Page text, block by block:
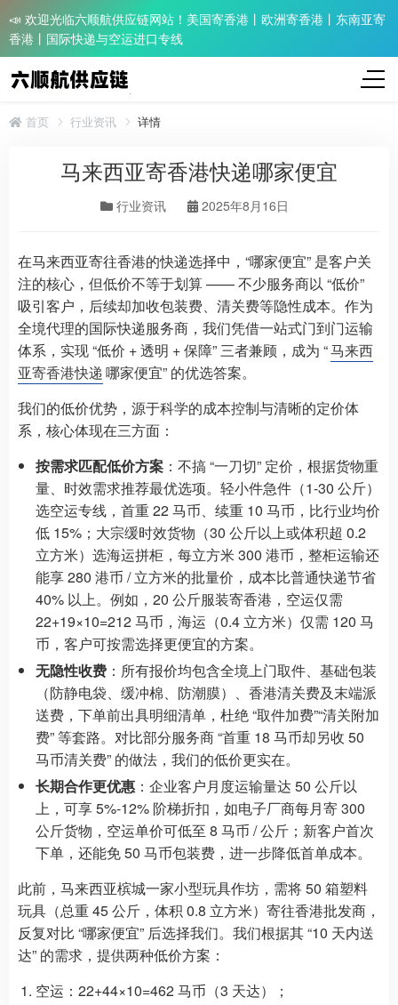
📣 欢迎光临六顺航供应链网站！美国寄香港丨欧洲寄香港丨东南亚寄
香港丨国际快递与空运进口专线
首页 行业资讯 详情
马来西亚寄香港快递哪家便宜
行业资讯 2025年8月16日
在马来西亚寄往香港的快递选择中，“哪家便宜” 是客户关
注的核心，但低价不等于划算 —— 不少服务商以 “低价”
吸引客户，后续却加收包装费、清关费等隐性成本。作为
全境代理的国际快递服务商，我们凭借一站式门到门运输
体系，实现 “低价 + 透明 + 保障” 三者兼顾，成为 “马来西
亚寄香港快递哪家便宜” 的优选答案。
我们的低价优势，源于科学的成本控制与清晰的定价体
系，核心体现在三方面：
按需求匹配低价方案 ：不搞 “一刀切” 定价，根据货物重
量、时效需求推荐最优选项。轻小件急件（1-30 公斤）
选空运专线，首重 22 马币、续重 10 马币，比行业均价
低 15%；大宗缓时效货物（30 公斤以上或体积超 0.2
立方米）选海运拼柜，每立方米 300 港币，整柜运输还
能享 280 港币 / 立方米的批量价，成本比普通快递节省
40% 以上。例如，20 公斤服装寄香港，空运仅需
22+19×10=212 马币，海运（0.4 立方米）仅需 120 马
币，客户可按需选择更便宜的方案。
无隐性收费 ：所有报价均包含全境上门取件、基础包装
（防静电袋、缓冲棉、防潮膜）、香港清关费及末端派
送费，下单前出具明细清单，杜绝 “取件加费”“清关附加
费” 等套路。对比部分服务商 “首重 18 马币却另收 50
马币清关费” 的做法，我们的低价更实在。
长期合作更优惠 ：企业客户月度运输量达 50 公斤以
上，可享 5%-12% 阶梯折扣，如电子厂商每月寄 300
公斤货物，空运单价可低至 8 马币 / 公斤；新客户首次
下单，还能免 50 马币包装费，进一步降低首单成本。
此前，马来西亚槟城一家小型玩具作坊，需将 50 箱塑料
玩具（总重 45 公斤，体积 0.8 立方米）寄往香港批发商，
反复对比 “哪家便宜” 后选择我们。我们根据其 “10 天内送
达” 的需求，提供两种低价方案：
空运：22+44×10=462 马币（3 天达）；